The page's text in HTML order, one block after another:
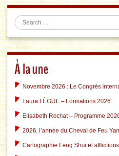
Search
À la une
Novembre 2026 : Le Congrès
Laura LÈGUE – Formations 2026
Elisabeth Rochat – Programme
2026, l’année du Cheval de Feu
Cartographie Feng Shui et